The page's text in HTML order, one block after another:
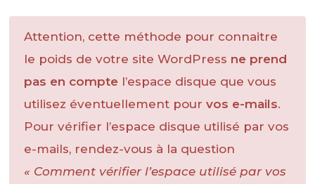
Attention, cette méthode pour connaitre
le poids de votre site WordPress ne prend
pas en compte l’espace disque que vous
utilisez éventuellement pour vos e-mails.
Pour vérifier l’espace disque utilisé par vos
e-mails, rendez-vous à la question
« Comment vérifier l’espace utilisé par vos